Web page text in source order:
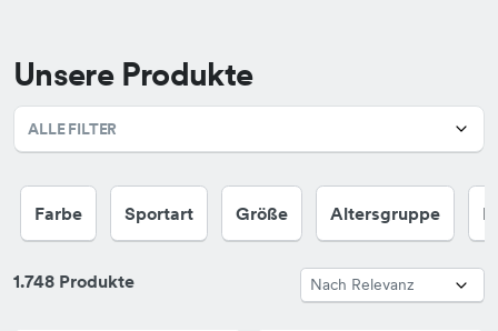
Unsere Produkte
ALLE FILTER
Farbe Sportart Größe Altersgruppe
1.748 Produkte